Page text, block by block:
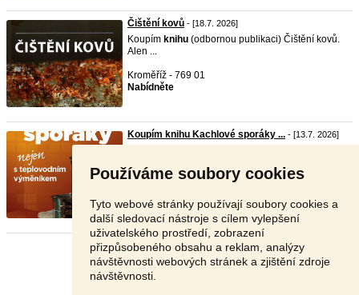
Používáme soubory cookies
Tyto webové stránky používají soubory cookies a
další sledovací nástroje s cílem vylepšení
uživatelského prostředí, zobrazení
přizpůsobeného obsahu a reklam, analýzy
návštěvnosti webových stránek a zjištění zdroje
návštěvnosti.
Čištění kovů - [18.7. 2026]
Koupím knihu (odbornou publikaci) Čištění kovů.
Alen ...
Kroměříž - 769 01
Nabídněte
Koupím knihu Kachlové sporáky ... - [13.7. 2026]
Dohodou
Stránka: 1 2 3 Další